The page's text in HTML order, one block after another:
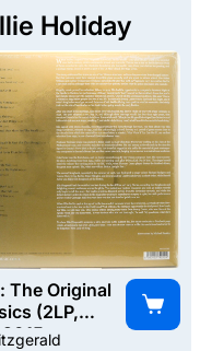
Holiday
The Original
(2LP,